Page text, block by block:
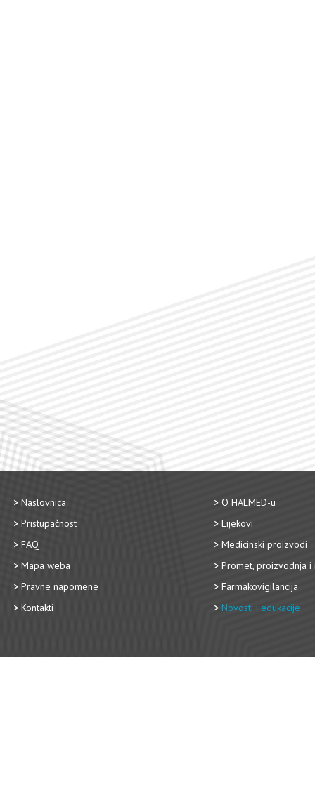
Naslovnica
Pristupačnost
FAQ
Mapa weba
Pravne napomene
Kontakti
O HALMED-u
Lijekovi
Medicinski proizvodi
Promet, proizvodnja i
Farmakovigilancija
Novosti i edukacije